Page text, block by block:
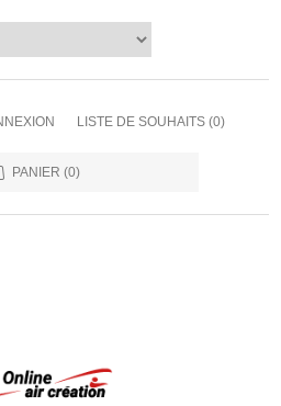
LISTE DE SOUHAITS (0)
PANIER (0)